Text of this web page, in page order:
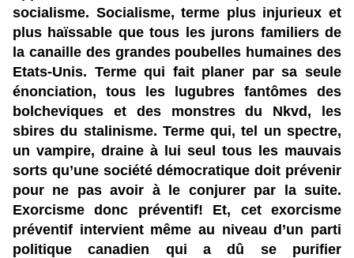
socialisme. Socialisme, terme plus injurieux et
plus haïssable que tous les jurons familiers de
la canaille des grandes poubelles humaines des
Etats-Unis. Terme qui fait planer par sa seule
énonciation, tous les lugubres fantômes des
bolcheviques et des monstres du Nkvd, les
sbires du stalinisme. Terme qui, tel un spectre,
un vampire, draine à lui seul tous les mauvais
sorts qu’une société démocratique doit prévenir
pour ne pas avoir à le conjurer par la suite.
Exorcisme donc préventif! Et, cet exorcisme
préventif intervient même au niveau d’un parti
politique canadien qui a dû se purifier